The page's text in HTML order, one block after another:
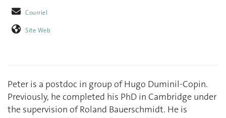
Courriel
Site Web
Peter is a postdoc in group of Hugo Duminil-Copin.
Previously, he completed his PhD in Cambridge under
the supervision of Roland Bauerschmidt. He is